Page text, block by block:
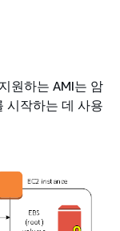
원하는 AMI는 암
시작하는 데 사용